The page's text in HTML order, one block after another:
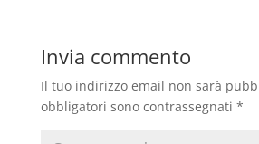
Invia commento
Il tuo indirizzo email non sarà
obbligatori sono contrassegnati *